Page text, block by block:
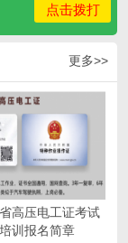
点击拨打
更多>>
高压电工证考试
训报名简章